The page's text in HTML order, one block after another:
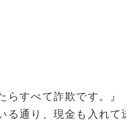
すべて詐欺です。』
る通り、現金も入れ